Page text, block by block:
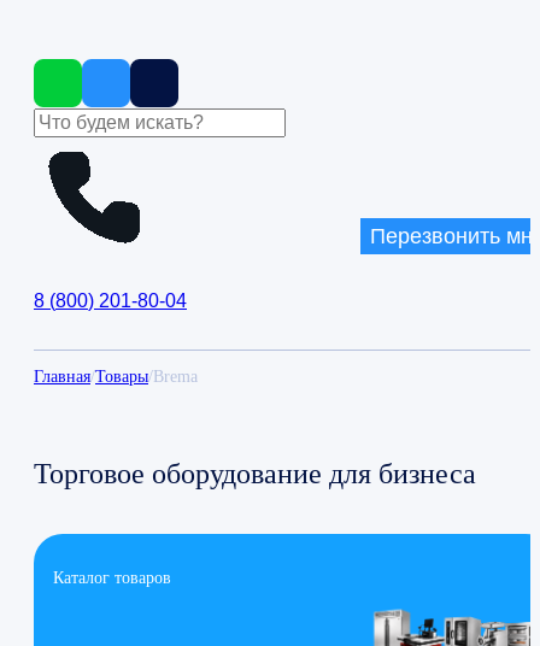
8 (800) 201-80-04
Перезвонить
Главная/Товары/ Brema
Торговое оборудование для бизнеса
Каталог товаров